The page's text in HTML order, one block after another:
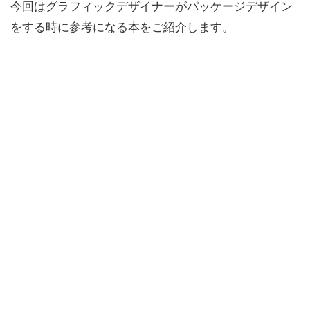
今回はグラフィックデザイナーがパッケージデザイン
をする時に参考になる本をご紹介します。